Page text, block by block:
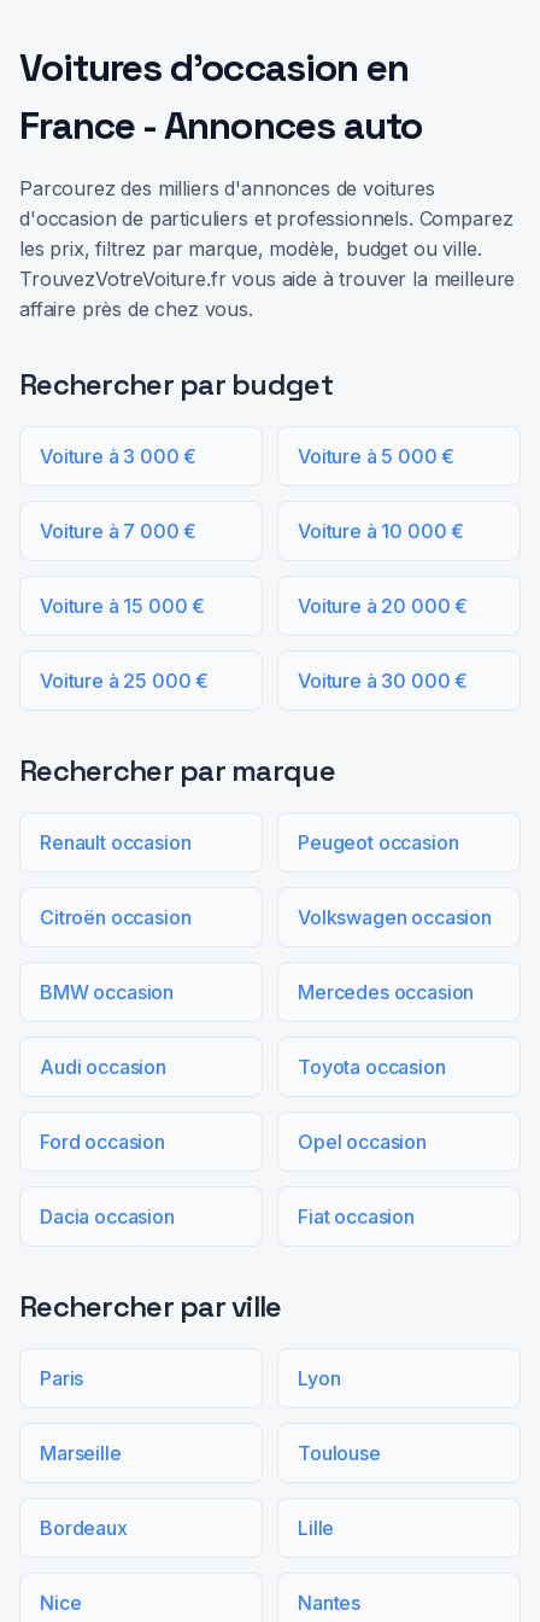
Voitures d'occasion en
France - Annonces auto
Parcourez des milliers d'annonces de voitures
d'occasion de particuliers et professionnels. Comparez
les prix, filtrez par marque, modèle, budget ou ville.
TrouvezVotreVoiture.fr vous aide à trouver la meilleure
affaire près de chez vous.
Rechercher par budget
Voiture à 3 000 € Voiture à 5 000 €
Voiture à 7 000 € Voiture à 10 000 €
Voiture à 15 000 € Voiture à 20 000 €
Voiture à 25 000 € Voiture à 30 000 €
Rechercher par marque
Renault occasion Peugeot occasion
Citroën occasion Volkswagen occasion
BMW occasion Mercedes occasion
Audi occasion Toyota occasion
Ford occasion Opel occasion
Dacia occasion Fiat occasion
Rechercher par ville
Paris Lyon
Marseille Toulouse
Bordeaux Lille
Nice Nantes